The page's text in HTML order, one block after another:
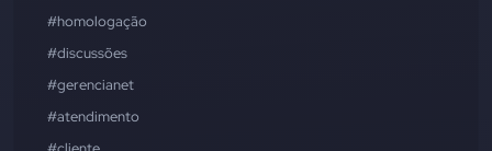
#homologação
#discussões
#gerencianet
#atendimento